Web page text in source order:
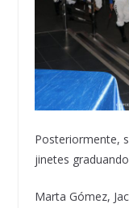
Posteriormente,
jinetes
Marta Gómez,